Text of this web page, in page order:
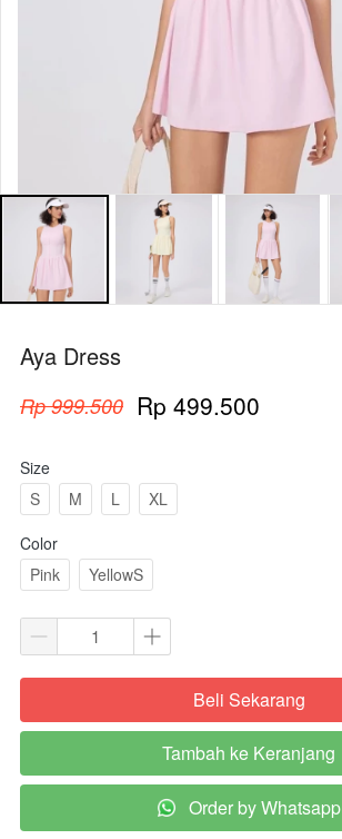
Aya Dress
Rp 999.500 Rp 499.500
Size
S
M L
XL
Color
Pink
YellowS
`Beli Sekarang
`
Tambah ke Keranjang
` Order by Whatsapp